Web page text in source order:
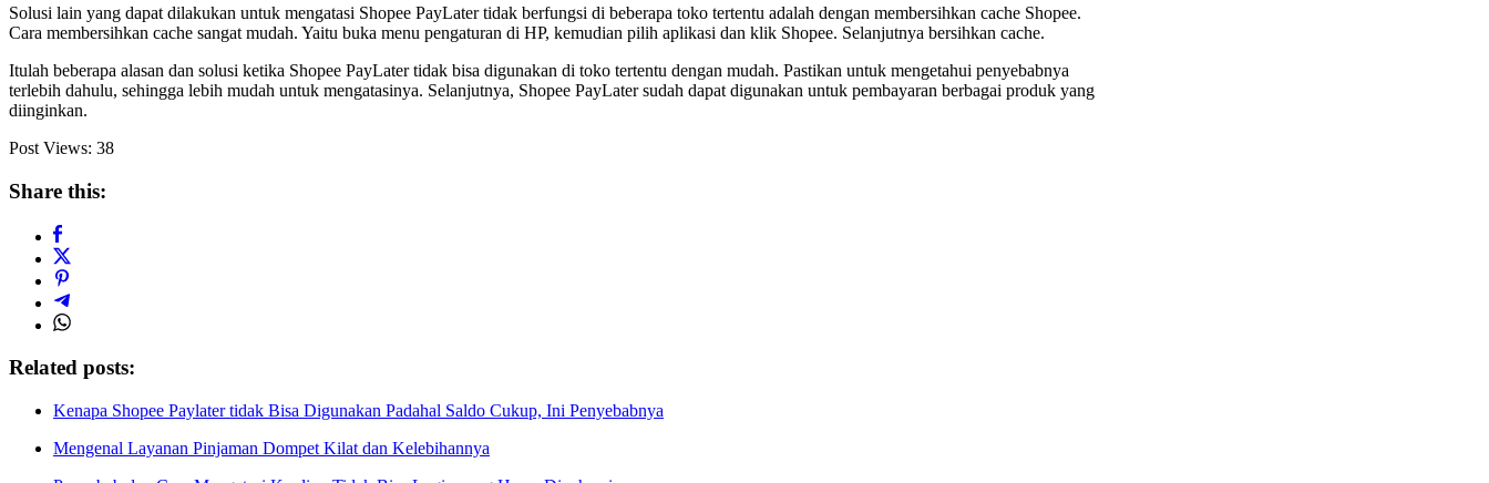
Solusi lain yang dapat dilakukan untuk mengatasi Shopee PayLater tidak berfungsi di beberapa toko tertentu adalah dengan membersihkan cache Shopee.
Cara membersihkan cache sangat mudah. Yaitu buka menu pengaturan di HP, kemudian pilih aplikasi dan klik Shopee. Selanjutnya bersihkan cache.
Itulah beberapa alasan dan solusi ketika Shopee PayLater tidak bisa digunakan di toko tertentu dengan mudah. Pastikan untuk mengetahui penyebabnya
terlebih dahulu, sehingga lebih mudah untuk mengatasinya. Selanjutnya, Shopee PayLater sudah dapat digunakan untuk pembayaran berbagai produk yang
diinginkan.
Post Views: 38
Share this:
Related posts:
Kenapa Shopee Paylater tidak Bisa Digunakan Padahal Saldo Cukup, Ini Penyebabnya
Mengenal Layanan Pinjaman Dompet Kilat dan Kelebihannya